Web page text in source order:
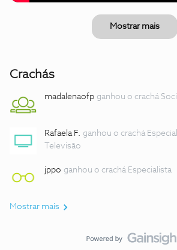
Mostrar mais
Crachás
madalenaofp ganhou o crachá
Rafaela F. ganhou o crachá
Televisão
jppo ganhou o crachá Especialista
Mostrar mais